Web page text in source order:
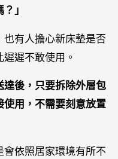
」
有人擔心新床墊是否
遲不敢使用。
達後，只要拆除外層包
用，不需要刻意放置
依照居家環境有所不